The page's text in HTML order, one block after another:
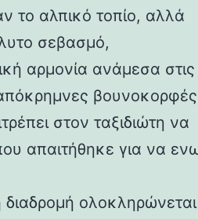
το αλπικό τοπίο, αλλά
σεβασμό,
αρμονία ανάμεσα στις
στον ταξιδιώτη να
απαιτήθηκε για να
διαδρομή